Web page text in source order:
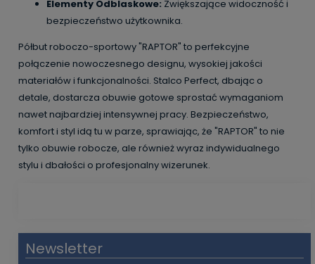
Elementy Odblaskowe: Zwiększające widoczność i
bezpieczeństwo użytkownika.
Półbut roboczo-sportowy "RAPTOR" to perfekcyjne
połączenie nowoczesnego designu, wysokiej jakości
materiałów i funkcjonalności. Stalco Perfect, dbając o
detale, dostarcza obuwie gotowe sprostać wymaganiom
nawet najbardziej intensywnej pracy. Bezpieczeństwo,
komfort i styl idą tu w parze, sprawiając, że "RAPTOR" to nie
tylko obuwie robocze, ale również wyraz indywidualnego
stylu i dbałości o profesjonalny wizerunek.
Newsletter